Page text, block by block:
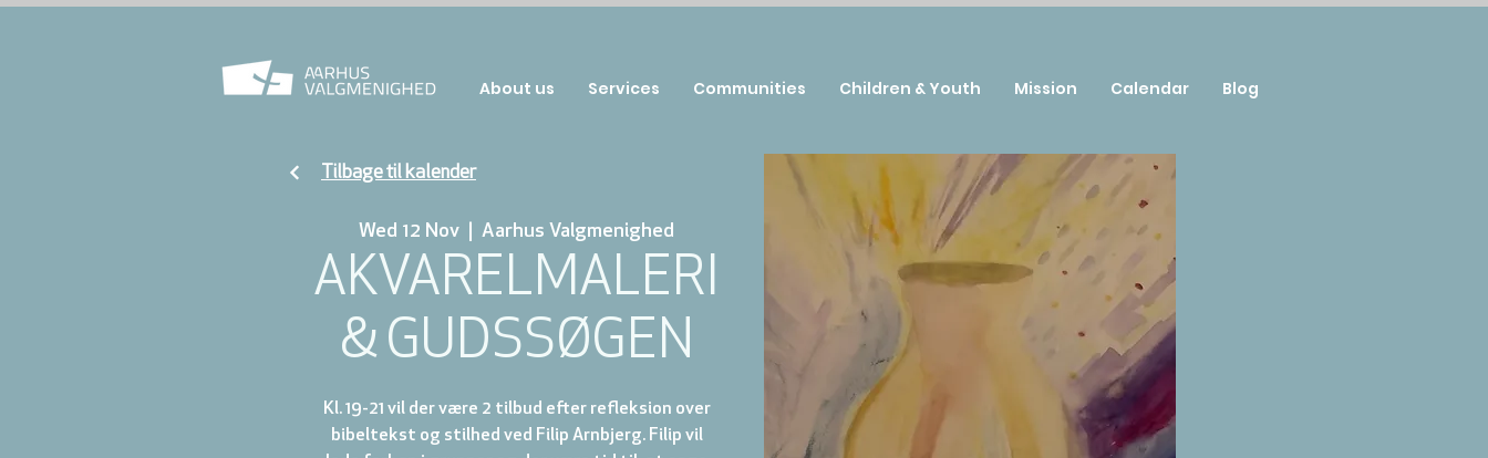
Wed 12 Nov Aarhus Valgmenighed
AKVARELMALERI
& GUDSSØGEN
Kl. 19-21 vil der være 2 tilbud efter refleksion over
bibeltekst og stilhed ved Filip Arnbjerg. Filip vil
Tilbage til kalender
About us Services Communities Children & Youth Mission Calendar Blog